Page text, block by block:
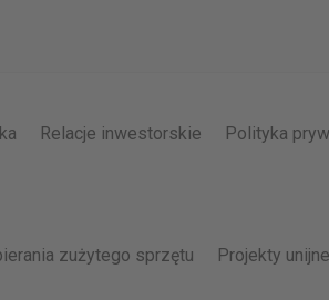
Relacje inwestorskie Polityka
zużytego sprzętu Projekty unijne